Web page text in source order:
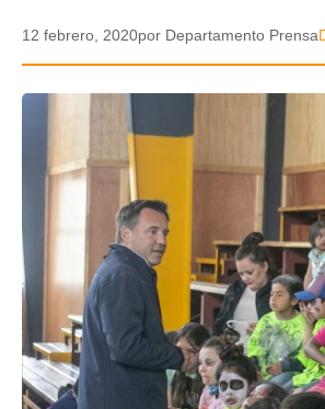
AUDIOS
VIDEOS
GALERIA DE FOTOS
APP MÓVIL
TRANSPARENCIA
12 febrero, 2020por Departamento Prensa